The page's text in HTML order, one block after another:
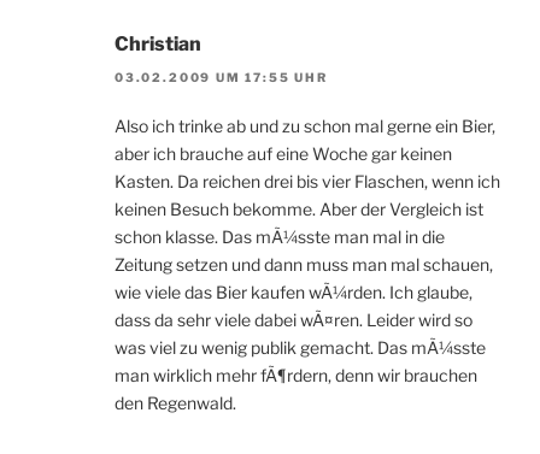
Christian
03.02.2009 UM 17:55 UHR
Also ich trinke ab und zu schon mal gerne ein Bier,
aber ich brauche auf eine Woche gar keinen
Kasten. Da reichen drei bis vier Flaschen, wenn ich
keinen Besuch bekomme. Aber der Vergleich ist
schon klasse. Das mÃ¼sste man mal in die
Zeitung setzen und dann muss man mal schauen,
wie viele das Bier kaufen wÃ¼rden. Ich glaube,
dass da sehr viele dabei wÃ¤ren. Leider wird so
was viel zu wenig publik gemacht. Das mÃ¼sste
man wirklich mehr fÃ¶rdern, denn wir brauchen
den Regenwald.